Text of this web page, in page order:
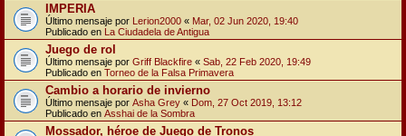
IMPERIA
Último mensaje por Lerion2000 « Mar, 02 Jun 2020, 19:40
Publicado en La Ciudadela de Antigua
Juego de rol
Último mensaje por Griff Blackfire « Sab, 22 Feb 2020, 19:49
Publicado en Torneo de la Falsa Primavera
Cambio a horario de invierno
Último mensaje por Asha Grey « Dom, 27 Oct 2019, 13:12
Publicado en Asshai de la Sombra
Mossador, héroe de Juego de Tronos